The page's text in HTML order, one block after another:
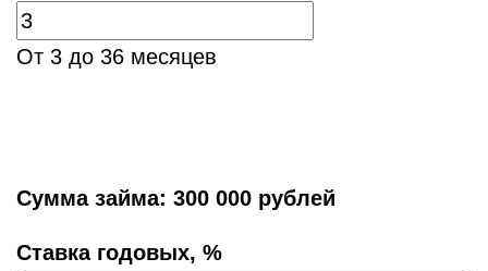
От 3 до 36 месяцев
Сумма займа: 300 000 рублей
Cтавка годовых, %